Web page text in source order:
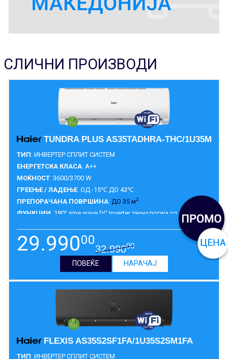
СЛИЧНИ ПРОИЗВОДИ
TUNDRA PLUS AS35TADHRA-THC/
ТИП: ИНВЕРТЕР СПЛИТ СИСТЕМ
ЕНЕРГЕТСКА КЛАСА: A++
МОЌНОСТ: 3600/3700 W
ГРЕЕЊЕ / ЛАДЕЊЕ: ОД -15℃ ДО 43℃
ПРЕПОРАЧАНА ПОВРШИНА: ДО 35 м2
ФУНКЦИИ: 180° sine wave DC Inverter технологија со
IntelligentAir, Super Quiet mode, Comfortable sleep mode -
режими на работа , Eurovent сертификат, можност за Wi-Fi
управување, функција на самочистење и
самодијагностицирање, Auto-restart, 24hтајмер.
ГАРАНЦИЈА 3 ГОДИНИ
29.99000
32.99000
ПОВЕЌЕ НАРАЧАЈ
FLEXIS AS35S2SF1FA/1U35S2SM1FA
ТИП: ИНВЕРТЕР СПЛИТ СИСТЕМ